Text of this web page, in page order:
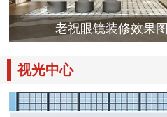
老祝眼镜装修效果图
视光中心